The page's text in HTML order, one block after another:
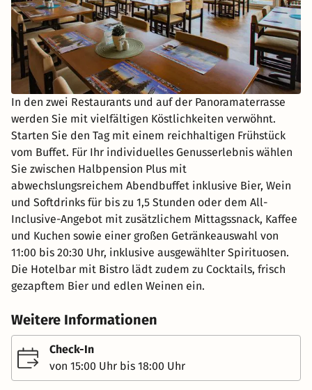
In den zwei Restaurants und auf der Panoramaterrasse
werden Sie mit vielfältigen Köstlichkeiten verwöhnt.
Starten Sie den Tag mit einem reichhaltigen Frühstück
vom Buffet. Für Ihr individuelles Genusserlebnis wählen
Sie zwischen Halbpension Plus mit
abwechslungsreichem Abendbuffet inklusive Bier, Wein
und Softdrinks für bis zu 1,5 Stunden oder dem All-
Inclusive-Angebot mit zusätzlichem Mittagssnack, Kaffee
und Kuchen sowie einer großen Getränkeauswahl von
11:00 bis 20:30 Uhr, inklusive ausgewählter Spirituosen.
Die Hotelbar mit Bistro lädt zudem zu Cocktails, frisch
gezapftem Bier und edlen Weinen ein.
Weitere Informationen
Check-In
von 15:00 Uhr bis 18:00 Uhr